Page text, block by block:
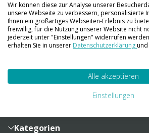
Über 40.000 Artikel auf
Lager
Sendungsverfolgung
Zahlung und Versand
Lieferinformationen
Kategorien
Wir können diese zur Analyse unserer
unsere Webseite zu verbessern, personalisierte
Ihnen ein großartiges Webseiten-Erlebnis zu
freiwillig, für die Nutzung unserer Website nicht
jederzeit unter "Einstellungen" widerrufen
erhalten Sie in unserer Datenschutzerklärungund
Alle akzeptieren
Einstellungen